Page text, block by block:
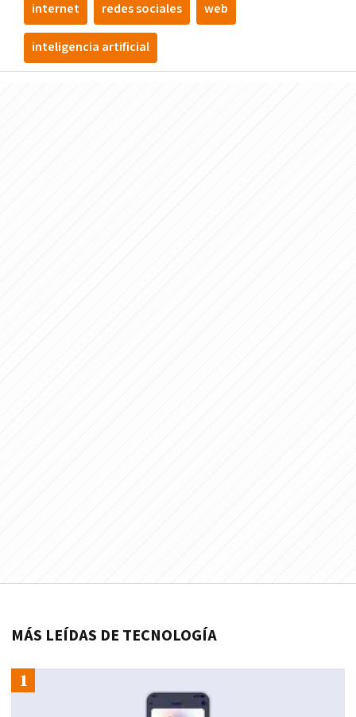
internet redes sociales web
inteligencia artificial
MÁS LEÍDAS DE TECNOLOGÍA